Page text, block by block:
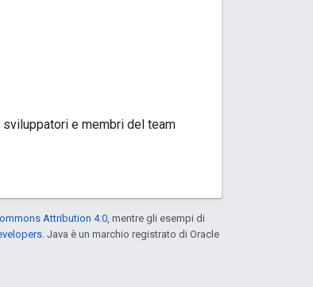
e membri del team
Attribution 4.0 , mentre gli esempi di
. Java è un marchio registrato di Oracle